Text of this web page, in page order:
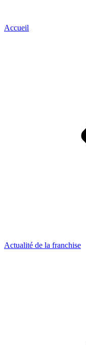
Accueil
Actualité de la franchise